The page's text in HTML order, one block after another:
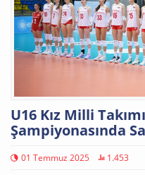
U16 Kız Milli
Şampiyonasında
01 Temmuz 2025 1.453